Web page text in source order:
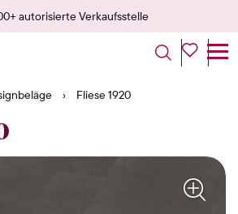
25 Jahre Garantie
› Fliese 1920